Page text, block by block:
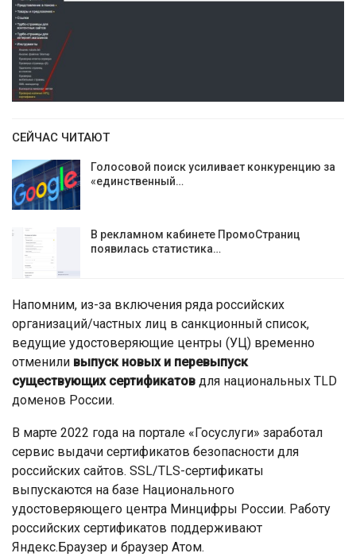
СЕЙЧАС ЧИТАЮТ
Голосовой поиск усиливает конкуренцию за
«единственный…
В рекламном кабинете ПромоСтраниц
появилась статистика…
Напомним, из-за включения ряда российских
организаций/частных лиц в санкционный список,
ведущие удостоверяющие центры (УЦ) временно
отменили выпуск новых и перевыпуск
существующих сертификатов для национальных TLD
доменов России.
В марте 2022 года на портале «Госуслуги» заработал
сервис выдачи сертификатов безопасности для
российских сайтов. SSL/TLS-сертификаты
выпускаются на базе Национального
удостоверяющего центра Минцифры России. Работу
российских сертификатов поддерживают
Яндекс.Браузер и браузер Атом.